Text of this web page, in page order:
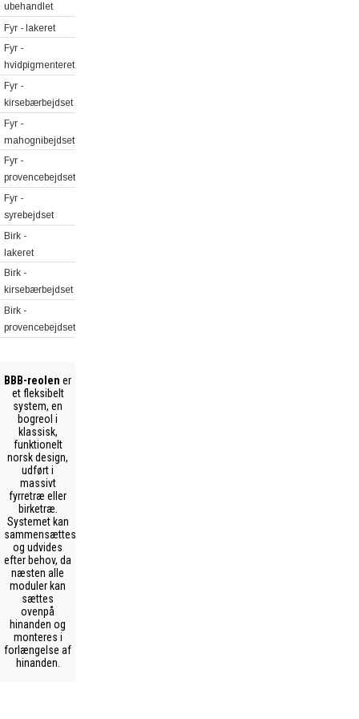
Mediehylder
Vinhylder
ubehandlet
Fyr - lakeret
Fyr -
hvidpigmenteret
Fyr -
kirsebærbejdset
Fyr -
mahognibejdset
Fyr -
provencebejdset
Fyr -
syrebejdset
Birk -
lakeret
Birk -
kirsebærbejdset
Birk -
provencebejdset
BBB-reolen er
et fleksibelt
system, en
bogreol i
klassisk,
funktionelt
norsk design,
udført i
massivt
fyrretræ eller
birketræ.
Systemet kan
sammensættes
og udvides
efter behov, da
næsten alle
moduler kan
sættes
ovenpå
hinanden og
monteres i
forlængelse af
hinanden.